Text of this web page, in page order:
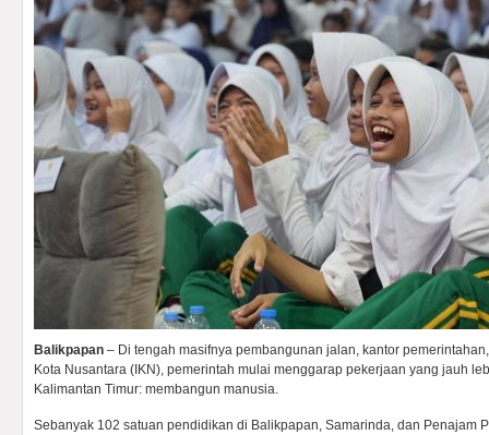
Balikpapan – Di tengah masifnya pembangunan jalan, kantor
Kota Nusantara (IKN), pemerintah mulai menggarap pekerjaan yang jauh
Kalimantan Timur: membangun manusia.
Sebanyak 102 satuan pendidikan di Balikpapan, Samarinda, dan Penajam